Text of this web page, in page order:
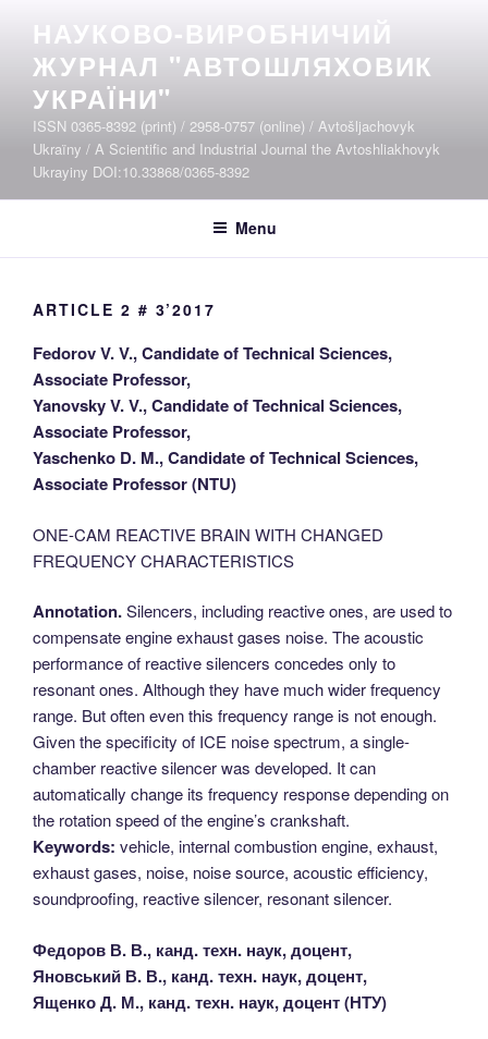
content
НАУКОВО-ВИРОБНИЧИЙ
ЖУРНАЛ "АВТОШЛЯХОВИК
УКРАЇНИ"
ISSN 0365-8392 (print) / 2958-0757 (online) / Avtošljachovyk
Ukraïny / A Scientific and Industrial Journal the Avtoshliakhovyk
Ukrayiny DOI:10.33868/0365-8392
Menu
ARTICLE 2 # 3’2017
Fedorov V. V., Candidate of Technical Sciences,
Associate Professor,
Yanovsky V. V., Candidate of Technical Sciences,
Associate Professor,
Yaschenko D. M., Candidate of Technical Sciences,
Associate Professor (NTU)
ONE-CAM REACTIVE BRAIN WITH CHANGED
FREQUENCY CHARACTERISTICS
Annotation.Silencers, including reactive ones, are used to
compensate engine exhaust gases noise. The acoustic
performance of reactive silencers concedes only to
resonant ones. Although they have much wider frequency
range. But often even this frequency range is not enough.
Given the specificity of ICE noise spectrum, a single-
chamber reactive silencer was developed. It can
automatically change its frequency response depending on
the rotation speed of the engine’s crankshaft.
Keywords: vehicle, internal combustion engine, exhaust,
exhaust gases, noise, noise source, acoustic efficiency,
soundproofing, reactive silencer, resonant silencer.
Федоров В. В., канд. техн. наук, доцент,
Яновський В. В., канд. техн. наук, доцент,
Ященко Д. М., канд. техн. наук, доцент (НТУ)